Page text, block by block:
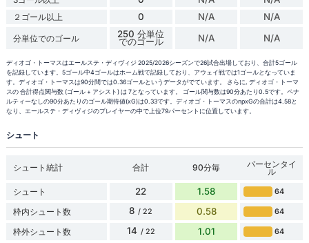
２ゴール以上 0 N/A N/A
分単位でのゴール 250 分単位
でのゴール N/A N/A
ディオゴ・トーマスはエールステ・ディヴィジ 2025/2026シーズンで26試合出場しており、合計5ゴール
を記録しています。5ゴール中4ゴールはホーム戦で記録しており、アウェイ戦では1ゴールとなっていま
す。ディオゴ・トーマスは90分間では0.36ゴールというデータがでています。 さらに, ディオゴ・トーマ
スの 合計得点関与数 (ゴール + アシスト) は 7となっています。 ゴール関与数は90分あたり0.5です。ペナ
ルティーなしの90分あたりのゴール期待値(xG)は0.33です。ディオゴ・トーマスのnpxGの合計は4.58と
なり、エールステ・ディヴィジのプレイヤーの中で上位79パーセントに位置しています。
シュート
シュート統計 合計 90分毎 パーセンタイ
ル
シュート
22 1.58 64
枠内シュート数 8 / 22 0.58 64
枠外シュート数 14 / 22 1.01 64